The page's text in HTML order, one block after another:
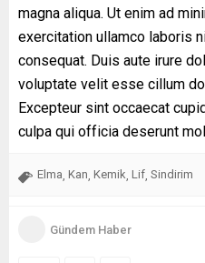
magna aliqua. Ut enim ad
exercitation ullamco laboris
consequat. Duis aute irure
voluptate velit esse cillum
Excepteur sint occaecat
culpa qui officia deserunt
Elma, Kan, Kemik, Lif, Sindirim
Gündem Haber